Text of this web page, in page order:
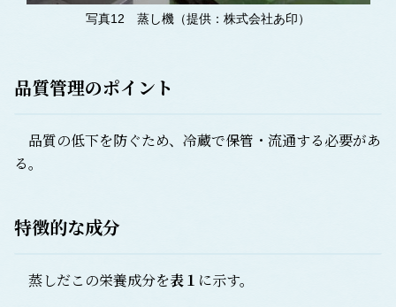
写真12 蒸し機（提供：株式会社あ印）
品質管理のポイント
品質の低下を防ぐため、冷蔵で保管・流通する必要があ
る。
特徴的な成分
蒸しだこの栄養成分を表１ に示す。